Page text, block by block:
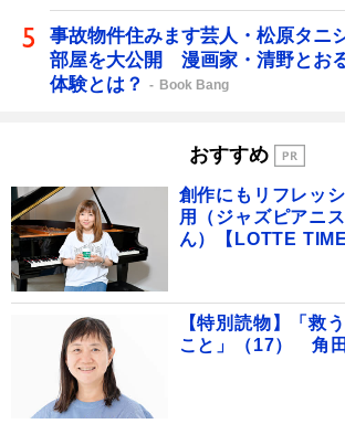
事故物件住みます芸人・松原タニ
部屋を大公開 漫画家・清野とお
体験とは？
Book Bang
おすすめ
創作にもリフレッ
用（ジャズピアニ
ん）【LOTTE
【特別読物】「救
こと」（17） 角